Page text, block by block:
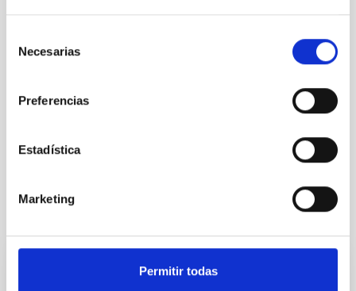
Necesarias
Preferencias
Estadística
Marketing
Permitir todas
Público general